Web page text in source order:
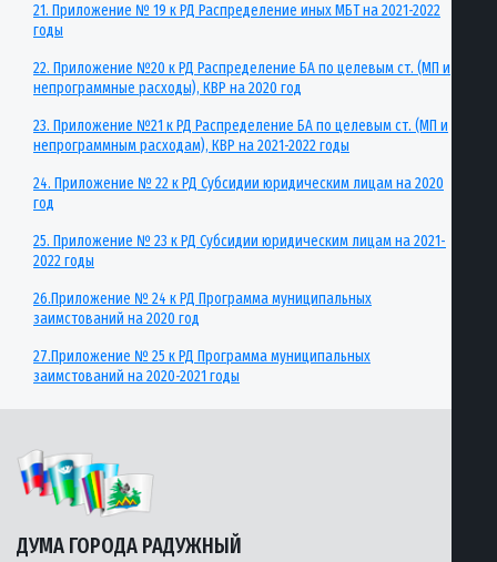
21. Приложение № 19 к РД Распределение иных МБТ на 2021-2022
годы
22. Приложение №20 к РД Распределение БА по целевым ст. (МП и
непрограммные расходы), КВР на 2020 год
23. Приложение №21 к РД Распределение БА по целевым ст. (МП и
непрограммным расходам), КВР на 2021-2022 годы
24. Приложение № 22 к РД Субсидии юридическим лицам на 2020
год
25. Приложение № 23 к РД Субсидии юридическим лицам на 2021-
2022 годы
26.Приложение № 24 к РД Программа муниципальных
заимстований на 2020 год
27.Приложение № 25 к РД Программа муниципальных
заимстований на 2020-2021 годы
ДУМА ГОРОДА РАДУЖНЫЙ